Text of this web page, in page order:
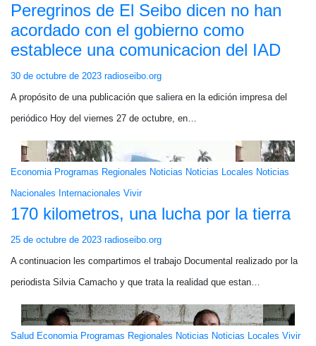
Peregrinos de El Seibo dicen no han
acordado con el gobierno como
establece una comunicacion del IAD
30 de octubre de 2023 radioseibo.org
A propósito de una publicación que saliera en la edición impresa del
periódico Hoy del viernes 27 de octubre, en…
Economia Programas Regionales Noticias Noticias Locales Noticias
Nacionales Internacionales Vivir
170 kilometros, una lucha por la tierra
25 de octubre de 2023 radioseibo.org
A continuacion les compartimos el trabajo Documental realizado por la
periodista Silvia Camacho y que trata la realidad que estan…
Salud Economia Programas Regionales Noticias Noticias Locales Vivir